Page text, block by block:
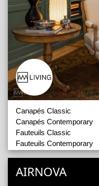
Canapés Classic
Canapés Contemporary
Fauteuils Classic
Fauteuils Contemporary
AIRNOVA